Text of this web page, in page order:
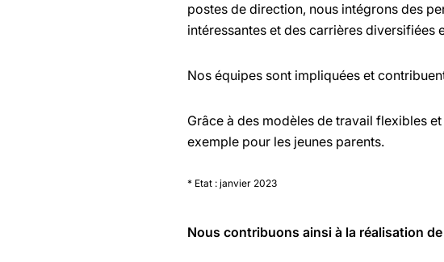
postes de direction, nous intégrons des
intéressantes et des carrières diversifiées
Nos équipes sont impliquées et
Grâce à des modèles de travail flexibles
exemple pour les jeunes parents.
* Etat : janvier 2023
Nous contribuons ainsi à la réalisation